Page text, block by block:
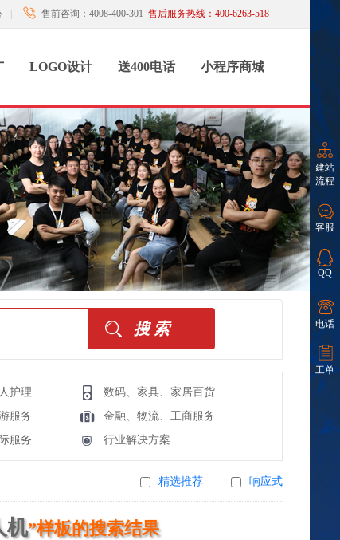
建站
流程
客服
QQ
电话
工单
售前咨询：4008-400-301 售后服务热线：400-6263-518
LOGO设计 送400电话 小程序商城
护理
数码、家具、家居百货
服务
金融、物流、工商服务
服务 行业解决方案
响应式
精选推荐
机”样板的搜索结果